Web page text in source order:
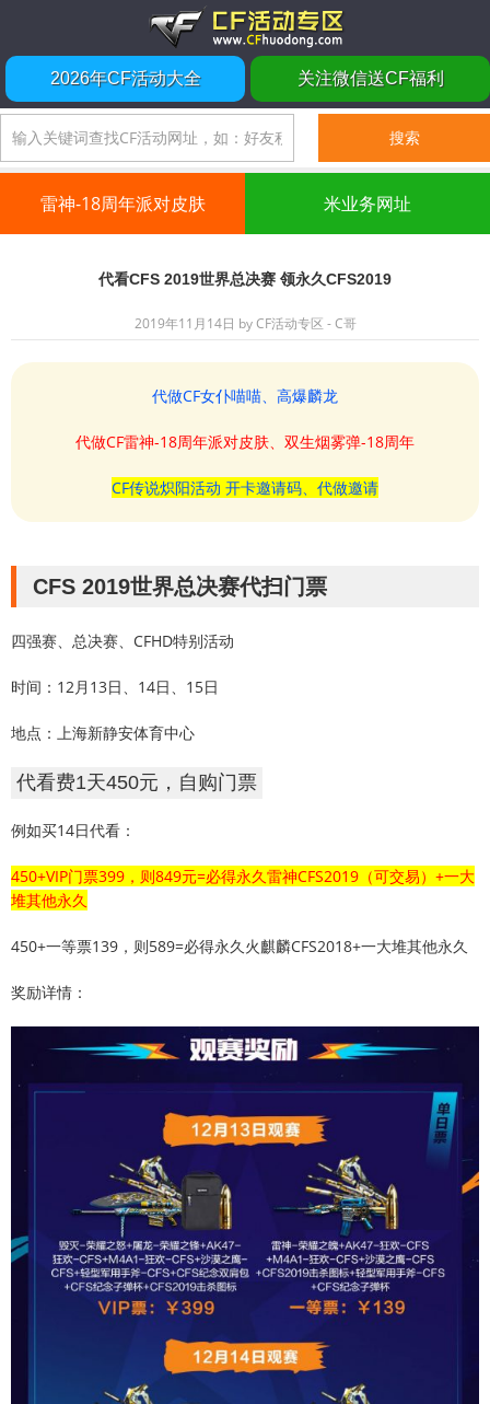
2026年CF活动大全 关注微信送CF福利
雷神-18周年派对皮肤 米业务网址
代看CFS 2019世界总决赛 领永久CFS2019
2019年11月14日 byCF活动专区 - C哥
代做CF女仆喵喵、高爆麟龙
代做CF雷神-18周年派对皮肤、双生烟雾弹-18周年
CF传说炽阳活动 开卡邀请码、代做邀请
CFS 2019世界总决赛代扫门票
四强赛、总决赛、CFHD特别活动
时间：12月13日、14日、15日
地点：上海新静安体育中心
代看费1天450元，自购门票
例如买14日代看：
450+VIP门票399，则849元=必得永久雷神CFS2019（可交易）+一大
堆其他永久
450+一等票139，则589=必得永久火麒麟CFS2018+一大堆其他永久
奖励详情：